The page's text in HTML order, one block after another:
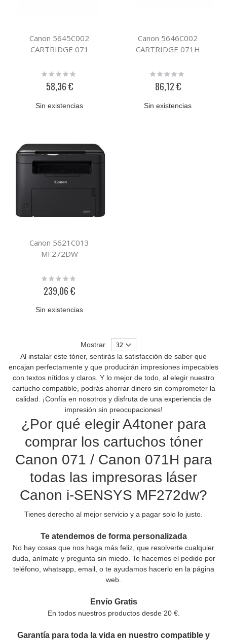
Canon 5645C002
CARTRIDGE 071
Rating:
58,36 €
Sin existencias
Canon 5646C002
CARTRIDGE 071H
Rating:
86,12 €
Sin existencias
Canon 5621C013
MF272DW
Rating:
239,06 €
Sin existencias
Mostrar
Al instalar este tóner, sentirás la satisfacción de saber que
encajan perfectamente y que producirán impresiones impecables
con textos nítidos y claros. Y lo mejor de todo, al elegir nuestro
cartucho compatible, podrás ahorrar dinero sin comprometer la
calidad. ¡Confía en nosotros y disfruta de una experiencia de
impresión sin preocupaciones!
¿Por qué elegir A4toner para
comprar los cartuchos tóner
Canon 071 / Canon 071H para
todas las impresoras láser
Canon i-SENSYS MF272dw?
Tienes derecho al mejor servicio y a pagar solo lo justo.
Te atendemos de forma personalizada
No hay cosas que nos haga más feliz, que resolverte cualquier
duda, anímate y pregunta sin miedo. Te hacemos el pedido por
teléfono, whatsapp, email, o te ayudamos hacerlo en la página
web.
Envío Gratis
En todos nuestros productos desde 20 €.
Garantía para toda la vida en nuestro compatible y